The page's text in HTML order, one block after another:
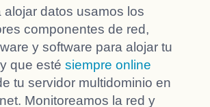
alojar datos usamos los
componentes de red,
y software para alojar tu
que esté siempre online
tu servidor multidominio en
Monitoreamos la red y